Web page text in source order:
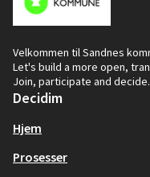
Velkommen til Sandnes
Let's build a more open,
Join, participate and decide.
Decidim
Hjem
Prosesser